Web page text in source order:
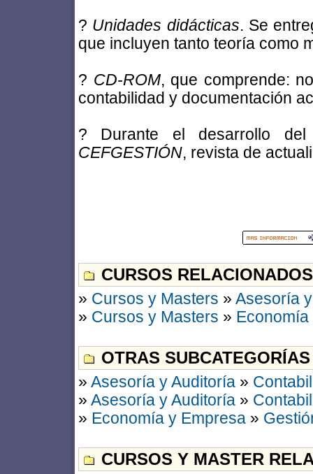
? Unidades didácticas. Se
que incluyen tanto teoría como
? CD-ROM, que comprende:
contabilidad y documentación
? Durante el desarrollo
CEFGESTIÓN, revista de
CURSOS
» Cursos y Masters » Asesoría
» Cursos y Masters »
OTRAS
» Asesoría y Auditoría »
» Asesoría y Auditoría »
» Economía y Empresa »
CURSOS Y MASTER